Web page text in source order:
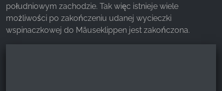
południowym zachodzie. Tak więc istnieje wiele
możliwości po zakończeniu udanej wycieczki
wspinaczkowej do Mäuseklippen jest zakończona.